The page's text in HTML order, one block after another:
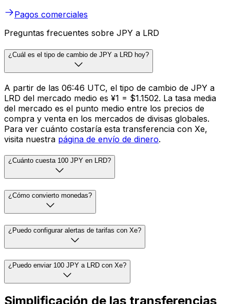
Pagos comerciales
Preguntas frecuentes sobre JPY a LRD
¿Cuál es el tipo de cambio de JPY a LRD hoy?
A partir de las 06:46 UTC, el tipo de cambio de JPY a
LRD del mercado medio es ¥1 = $1.1502. La tasa media
del mercado es el punto medio entre los precios de
compra y venta en los mercados de divisas globales.
Para ver cuánto costaría esta transferencia con Xe,
visita nuestra página de envío de dinero.
¿Cuánto cuesta 100 JPY en LRD?
¿Cómo convierto monedas?
¿Puedo configurar alertas de tarifas con Xe?
¿Puedo enviar 100 JPY a LRD con Xe?
Simplificación de las transferencias